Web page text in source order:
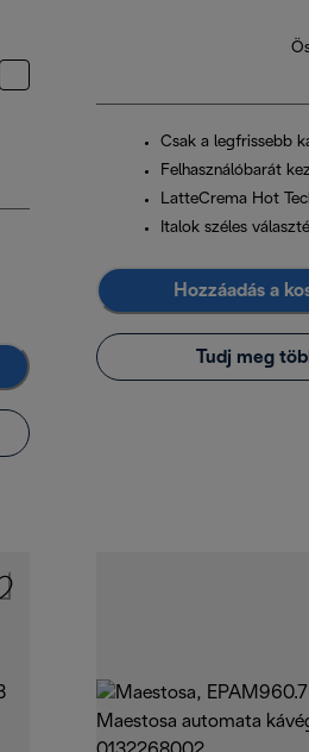
Csak a legfrissebb
Felhasználóbarát
LatteCrema Hot
Italok széles
Hozzáadás a
Tudj meg